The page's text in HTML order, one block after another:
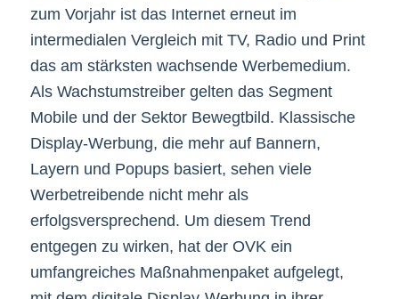
zum Vorjahr ist das Internet erneut im
intermedialen Vergleich mit TV, Radio und Print
das am stärksten wachsende Werbemedium.
Als Wachstumstreiber gelten das Segment
Mobile und der Sektor Bewegtbild. Klassische
Display-Werbung, die mehr auf Bannern,
Layern und Popups basiert, sehen viele
Werbetreibende nicht mehr als
erfolgsversprechend. Um diesem Trend
entgegen zu wirken, hat der OVK ein
umfangreiches Maßnahmenpaket aufgelegt,